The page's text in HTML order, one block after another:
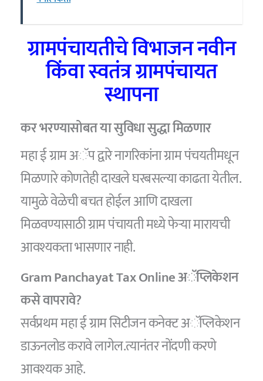
ग्रामपंचायतीचे विभाजन नवीन
किंवा स्वतंत्र ग्रामपंचायत
स्थापना
कर भरण्यासोबत या सुविधा सुद्धा मिळणार
महा ई ग्राम अॅप द्वारे नागरिकांना ग्राम पंचयतीमधून
मिळणारे कोणतेही दाखले घरबसल्या काढता येतील.
यामुळे वेळेची बचत होईल आणि दाखला
मिळवण्यासाठी ग्राम पंचायती मध्ये फेर्‍या मारायची
आवश्यकता भासणार नाही.
Gram Panchayat Tax Online अॅप्लिकेशन
कसे वापरावे?
सर्वप्रथम महा ई ग्राम सिटीजन कनेक्ट अॅप्लिकेशन
डाऊनलोड करावे लागेल.त्यानंतर नोंदणी करणे
आवश्यक आहे.